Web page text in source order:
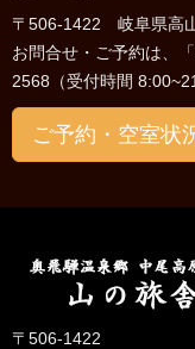
〒506-1422 岐阜県高
お問合せ・ご予約は、
2568（受付時間
ご予約・空室状
〒506-1422